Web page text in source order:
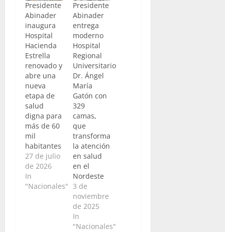
Presidente
Abinader
inaugura
Hospital
Hacienda
Estrella
renovado y
abre una
nueva
etapa de
salud
digna para
más de 60
mil
habitantes
27 de julio
de 2026
In
"Nacionales"
Presidente
Abinader
entrega
moderno
Hospital
Regional
Universitario
Dr. Ángel
María
Gatón con
329
camas,
que
transforma
la atención
en salud
en el
Nordeste
3 de
noviembre
de 2025
In
"Nacionales"